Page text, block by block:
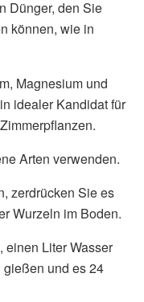
Dünger, den Sie
können, wie in
Magnesium und
idealer Kandidat für
Arten verwenden.
zerdrücken Sie es
Wurzeln im Boden.
einen Liter Wasser
und es 24